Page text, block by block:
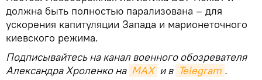
должна быть полностью парализована – для
ускорения капитуляции Запада и марионеточного
киевского режима.
Подписывайтесь на канал военного обозревателя
Александра Хроленко на MAX и в Telegram .